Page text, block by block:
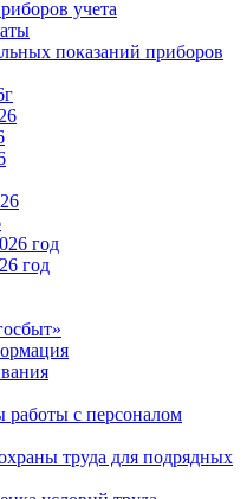
учета
показаний приборов
год
год
с персоналом
труда для подрядных